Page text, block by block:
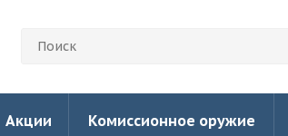
Акции Комиссионное оружие